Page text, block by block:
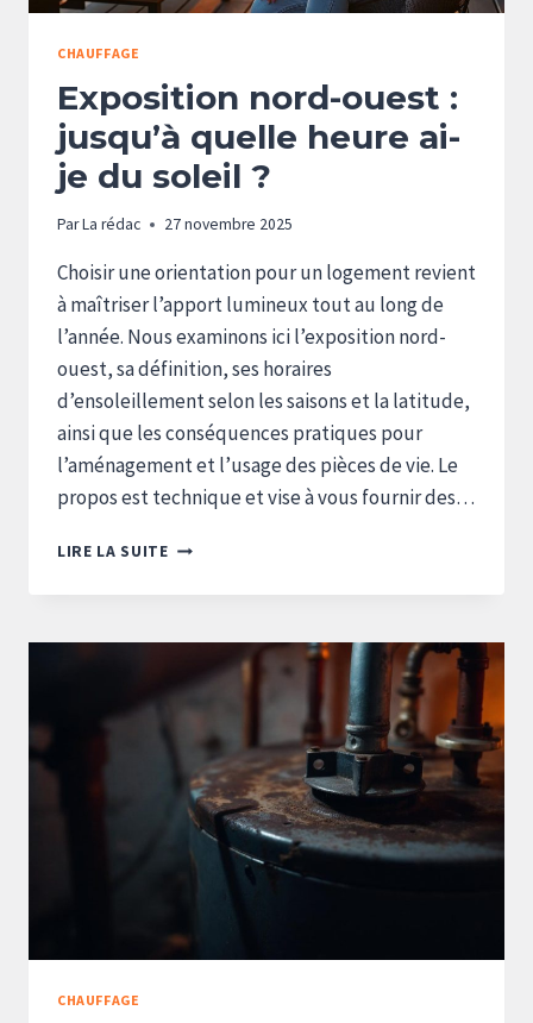
CHAUFFAGE
Exposition nord-ouest :
jusqu’à quelle heure ai-
je du soleil ?
ParLa rédac 27 novembre 2025
Choisir une orientation pour un logement revient
à maîtriser l’apport lumineux tout au long de
l’année. Nous examinons ici l’exposition nord-
ouest, sa définition, ses horaires
d’ensoleillement selon les saisons et la latitude,
ainsi que les conséquences pratiques pour
l’aménagement et l’usage des pièces de vie. Le
propos est technique et vise à vous fournir des…
LIRE LA SUITEEXPOSITION
JUSQU’À
QUELLE
HEURE
SOLEIL
CHAUFFAGE